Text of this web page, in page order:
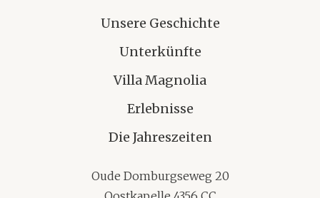
Unsere Geschichte
Unterkünfte
Villa Magnolia
Erlebnisse
Die Jahreszeiten
Oude Domburgseweg 20